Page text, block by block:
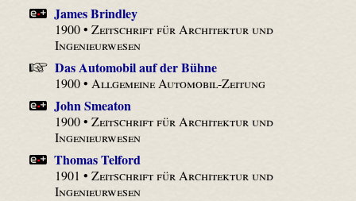
James Brindley
1900 •Zeitschrift für Architektur und
Ingenieurwesen
Das Automobil auf der Bühne
1900 •Allgemeine Automobil-Zeitung
John Smeaton
1900 •Zeitschrift für Architektur und
Ingenieurwesen
Thomas Telford
1901 •Zeitschrift für Architektur und
Ingenieurwesen